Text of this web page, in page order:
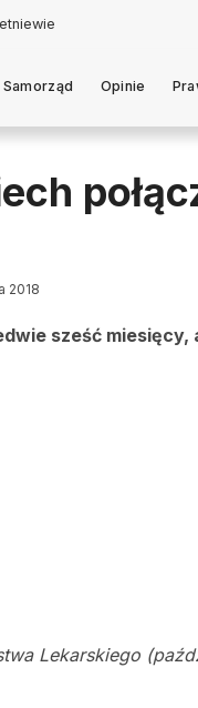
Samorząd Opinie
2018
sześć
Lekarskiego